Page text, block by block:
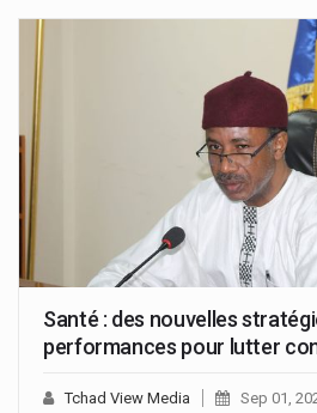
Santé : des nouvelles
performances pour lutter
Tchad View Media Sep 01,